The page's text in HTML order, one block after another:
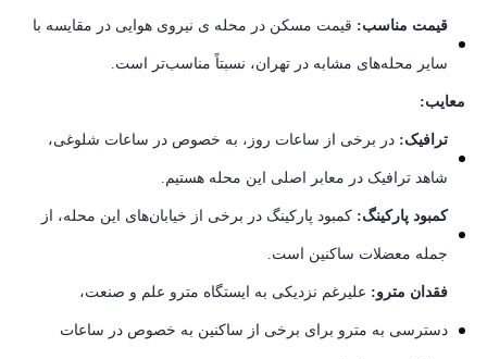
قیمت مناسب: قیمت مسکن در محله ی نیروی هوایی در مقایسه با
سایر محله‌های مشابه در تهران، نسبتاً مناسب‌تر است.
معایب:
ترافیک: در برخی از ساعات روز، به خصوص در ساعات شلوغی،
شاهد ترافیک در معابر اصلی این محله هستیم.
کمبود پارکینگ: کمبود پارکینگ در برخی از خیابان‌های این محله، از
جمله معضلات ساکنین است.
فقدان مترو: علیرغم نزدیکی به ایستگاه مترو علم و صنعت،
دسترسی به مترو برای برخی از ساکنین به خصوص در ساعات